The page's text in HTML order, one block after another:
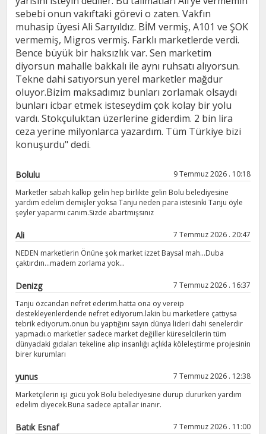
sebebi onun vakıftaki görevi o zaten. Vakfın
muhasip üyesi Ali Sarıyıldız. BİM vermiş, A101 ve ŞOK
vermemiş, Migros vermiş. Farklı marketlerde verdi.
Bence büyük bir haksızlık var. Sen marketim
diyorsun mahalle bakkalı ile aynı ruhsatı alıyorsun.
Tekne dahi satıyorsun yerel marketler mağdur
oluyor.Bizim maksadımız bunları zorlamak olsaydı
bunları icbar etmek isteseydim çok kolay bir yolu
vardı. Stokçuluktan üzerlerine giderdim. 2 bin lira
ceza yerine milyonlarca yazardım. Tüm Türkiye bizi
konuşurdu" dedi.
Bolulu
9 Temmuz 2026 . 10:18
Marketler sabah kalkıp gelin hep birlikte gelin Bolu belediyesine
yardım edelim demişler yoksa Tanju neden para istesinki Tanju öyle
şeyler yaparmı canım.Sizde abartmışsınız
Ali
7 Temmuz 2026 . 20:47
NEDEN marketlerin Önüne şok market izzet Baysal mah...Duba
çaktırdın...madem zorlama yok...
Denizg
7 Temmuz 2026 . 16:37
Tanju özcandan nefret ederim.hatta ona oy vereip
destekleyenlerdende nefret ediyorum.lakin bu marketlere çattıysa
tebrik ediyorum.onun bu yaptığını sayın dünya lideri dahi senelerdir
yapmadı.o marketler sadece market değiller küreselcilerin tüm
dünyadaki gıdaları tekeline alıp insanlığı açlıkla köleleştirme projesinin
birer kurumları
yunus
7 Temmuz 2026 . 12:38
Marketçilerin işi gücü yok Bolu belediyesine durup dururken yardım
edelim diyecek.Buna sadece aptallar inanır.
Batık Esnaf
7 Temmuz 2026 . 11:00